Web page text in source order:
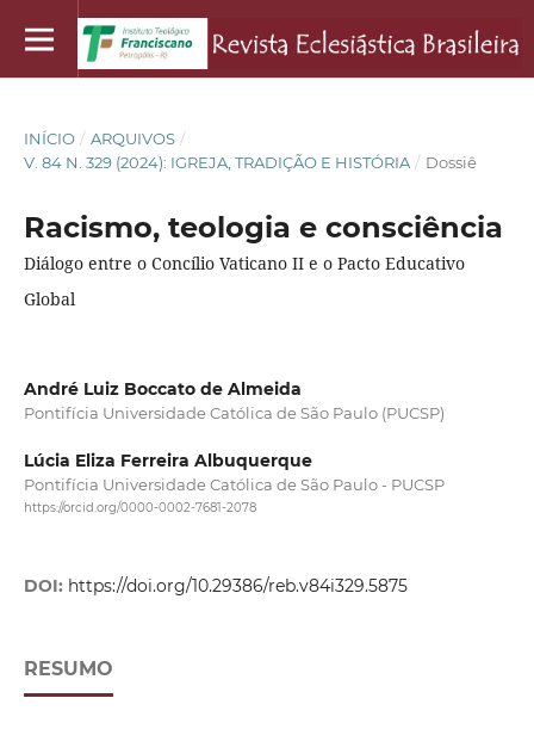
INÍCIO / ARQUIVOS /
V. 84 N. 329 (2024): IGREJA, TRADIÇÃO E HISTÓRIA / Dossiê
Racismo, teologia e consciência
Diálogo entre o Concílio Vaticano II e o Pacto Educativo
Global
André Luiz Boccato de Almeida
Pontifícia Universidade Católica de São Paulo (PUCSP)
Lúcia Eliza Ferreira Albuquerque
Pontifícia Universidade Católica de São Paulo - PUCSP
https://orcid.org/0000-0002-7681-2078
DOI: https://doi.org/10.29386/reb.v84i329.5875
RESUMO